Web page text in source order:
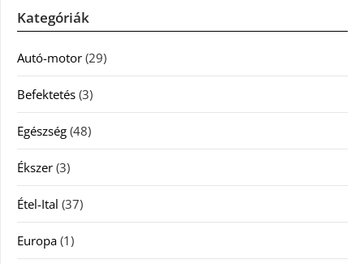
Kategóriák
Autó-motor (29)
Befektetés (3)
Egészség (48)
Ékszer (3)
Étel-Ital (37)
Europa (1)